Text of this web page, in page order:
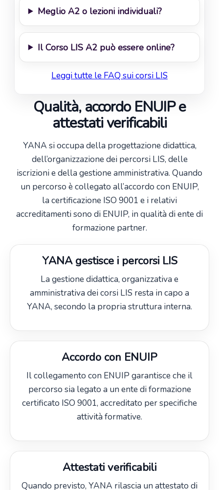
Meglio A2 o lezioni individuali?
Il Corso LIS A2 può essere online?
Leggi tutte le FAQ sui corsi LIS
Qualità, accordo ENUIP e
attestati verificabili
YANA si occupa della progettazione didattica,
dell’organizzazione dei percorsi LIS, delle
iscrizioni e della gestione amministrativa. Quando
un percorso è collegato all’accordo con ENUIP,
la certificazione ISO 9001 e i relativi
accreditamenti sono di ENUIP, in qualità di ente di
formazione partner.
YANA gestisce i percorsi LIS
La gestione didattica, organizzativa e
amministrativa dei corsi LIS resta in capo a
YANA, secondo la propria struttura interna.
Accordo con ENUIP
Il collegamento con ENUIP garantisce che il
percorso sia legato a un ente di formazione
certificato ISO 9001, accreditato per specifiche
attività formative.
Attestati verificabili
Quando previsto, YANA rilascia un attestato di